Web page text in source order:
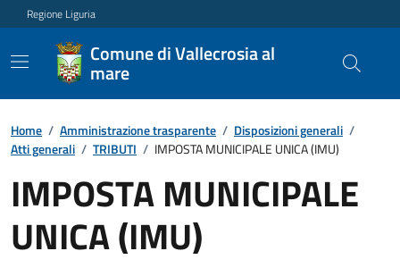
Regione Liguria
Comune di Vallecrosia al
mare
Home / Amministrazione trasparente / Disposizioni generali /
Atti generali / TRIBUTI / IMPOSTA MUNICIPALE UNICA (IMU)
IMPOSTA MUNICIPALE
UNICA (IMU)